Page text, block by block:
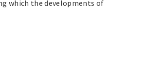
which the developments of